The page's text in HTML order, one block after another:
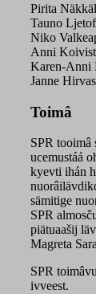
Pirita
Tauno
Niko
Anni
Karen-Anni
Janne
Toimâ
SPR tooimâ
ucemustáá
kyevti ihán
sämitige
SPR
piätuaašij
Magreta
SPR
ivveest.